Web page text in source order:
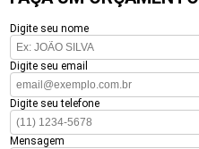
Digite seu nome
Digite seu email
Digite seu telefone
Mensagem